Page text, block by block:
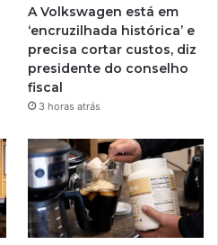
A Volkswagen está em
‘encruzilhada histórica’ e
precisa cortar custos, diz
presidente do conselho
fiscal
3 horas atrás